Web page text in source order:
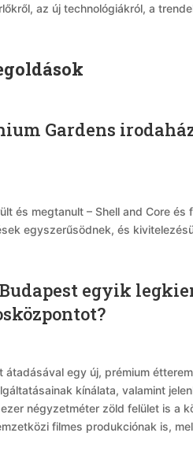
az új technológiákról, a
Gardens
és megtanult – Shell and Core
egyszerűsödnek, és
egyik
átadásával egy új, prémium
kínálata, valamint
négyzetméter zöld felület is a
filmes produkciónak is,